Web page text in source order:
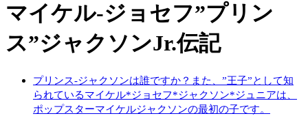
マイケル-ジョセフ”プリン
ス”ジャクソンJr.伝記
プリンス-ジャクソンは誰ですか？また、”王子”として知
られているマイケル*ジョセフ*ジャクソン*ジュニアは、
ポップスターマイケルジャクソンの最初の子です。